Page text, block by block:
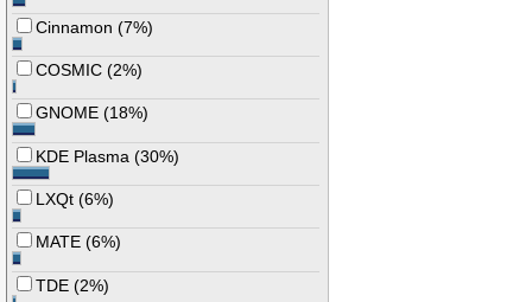
Cinnamon (7%)
COSMIC (2%)
GNOME (18%)
KDE Plasma (30%)
LXQt (6%)
MATE (6%)
TDE (2%)